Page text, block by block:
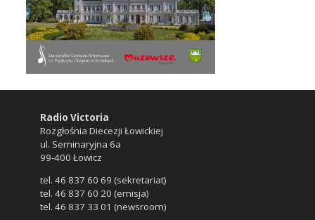
Radio Victoria
Rozgłośnia Diecezji Łowickiej
ul. Seminaryjna 6a
99-400 Łowicz
tel. 46 837 60 69 (sekretariat)
tel. 46 837 60 20 (emisja)
tel. 46 837 33 01 (newsroom)